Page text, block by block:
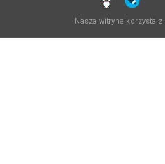
Nasza witryna korzysta